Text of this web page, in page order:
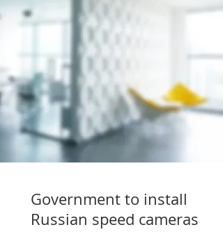
Government to install
Russian speed cameras